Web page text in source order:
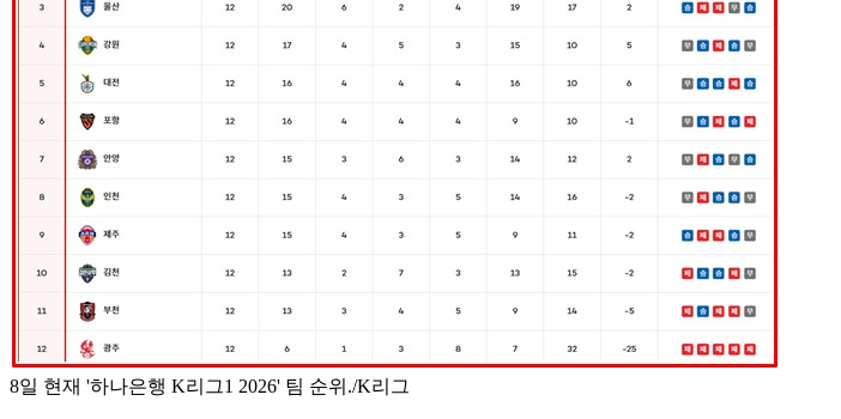
8일 현재 '하나은행 K리그1 2026' 팀 순위./K리그